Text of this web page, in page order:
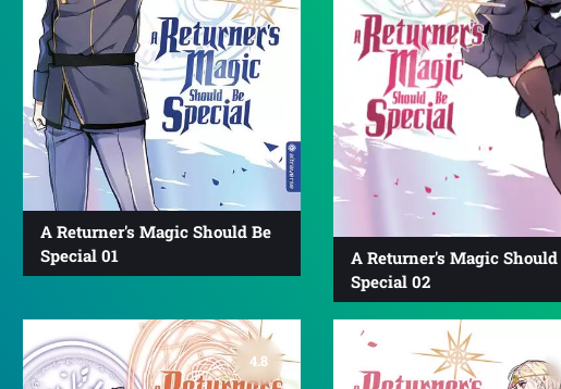
A Returner's Magic Should Be
Special 01
A Returner's Magic Should
Special 02
4.8